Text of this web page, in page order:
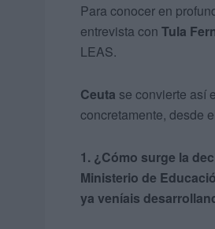
Para conocer en
entrevista con Tula
LEAS.
Ceuta se convierte así
concretamente, desde el
1. ¿Cómo surge la
Ministerio de
ya veníais